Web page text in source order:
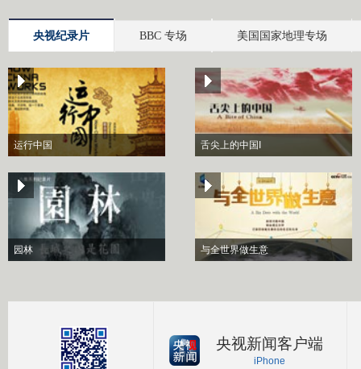
央视纪录片 BBC 专场 美国国家地理专场
运行中国 舌尖上的中国I
园林 与全世界做生意
央视新闻客户端
iPhone